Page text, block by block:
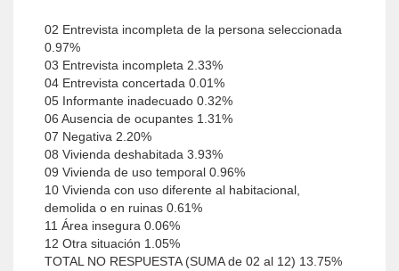
02 Entrevista incompleta de la persona seleccionada
0.97%
03 Entrevista incompleta 2.33%
04 Entrevista concertada 0.01%
05 Informante inadecuado 0.32%
06 Ausencia de ocupantes 1.31%
07 Negativa 2.20%
08 Vivienda deshabitada 3.93%
09 Vivienda de uso temporal 0.96%
10 Vivienda con uso diferente al habitacional,
demolida o en ruinas 0.61%
11 Área insegura 0.06%
12 Otra situación 1.05%
TOTAL NO RESPUESTA (SUMA de 02 al 12) 13.75%